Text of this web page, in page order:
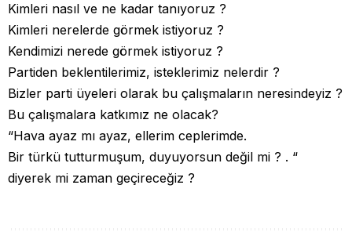
Kimleri nasıl ve ne kadar tanıyoruz ?
Kimleri nerelerde görmek istiyoruz ?
Kendimizi nerede görmek istiyoruz ?
Partiden beklentilerimiz, isteklerimiz nelerdir ?
Bizler parti üyeleri olarak bu çalışmaların neresindeyiz ?
Bu çalışmalara katkımız ne olacak?
“Hava ayaz mı ayaz, ellerim ceplerimde.
Bir türkü tutturmuşum, duyuyorsun değil mi ? . “
diyerek mi zaman geçireceğiz ?